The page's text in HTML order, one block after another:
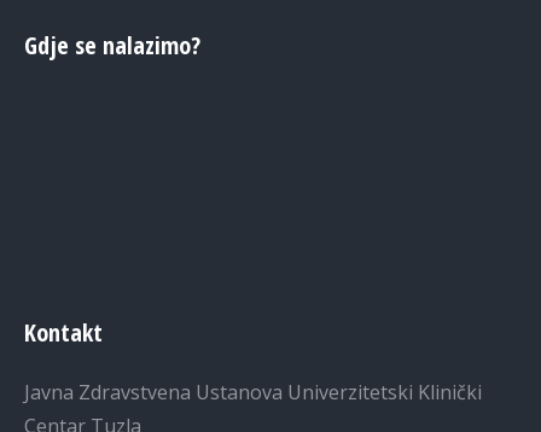
Gdje se nalazimo?
Kontakt
Javna Zdravstvena Ustanova Univerzitetski Klinički
Centar Tuzla